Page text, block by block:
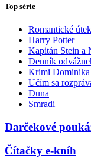
Top série
Romantické
Harry Potter
Kapitán Stein a
Denník
Krimi Dominika
Učím sa
Duna
Smradi
Darčekové
Čítačky e-kníh